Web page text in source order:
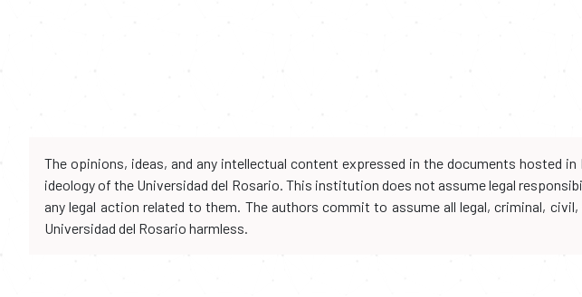
The opinions, ideas, and any intellectual content expressed in the documents hosted
ideology of the Universidad del Rosario. This institution does not assume legal
any legal action related to them. The authors commit to assume all legal, criminal,
Universidad del Rosario harmless.